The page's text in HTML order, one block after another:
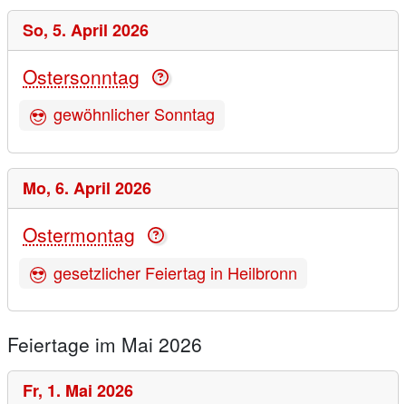
So, 5. April 2026
Ostersonntag
gewöhnlicher Sonntag
Mo, 6. April 2026
Ostermontag
gesetzlicher Feiertag in Heilbronn
Feiertage im Mai 2026
Fr, 1. Mai 2026